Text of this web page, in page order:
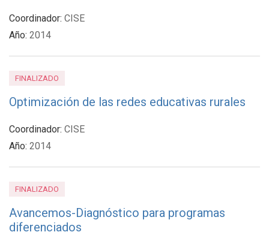
Coordinador: CISE
Año: 2014
FINALIZADO
Optimización de las redes educativas rurales
Coordinador: CISE
Año: 2014
FINALIZADO
Avancemos-Diagnóstico para programas
diferenciados